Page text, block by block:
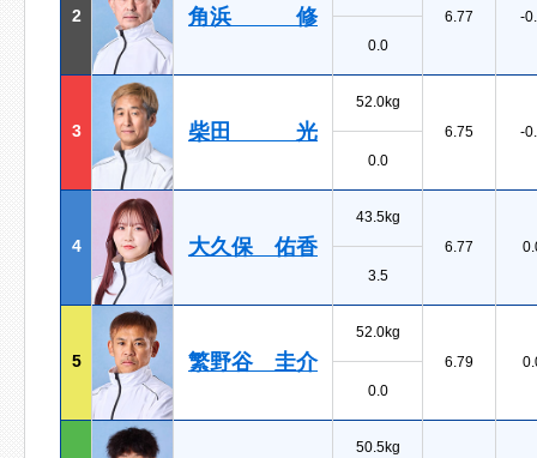
2 角浜 修
6.77
-
0.0
3 柴田 光
52.0kg
6.75
-
0.0
4 大久保 佑香
43.5kg
6.77
3.5
5 繁野谷 圭介
52.0kg
6.79
0.0
50.5kg